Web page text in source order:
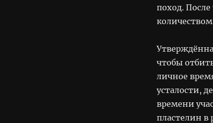
поход.
чтобы
личное
усталости,
времени
пластелин в